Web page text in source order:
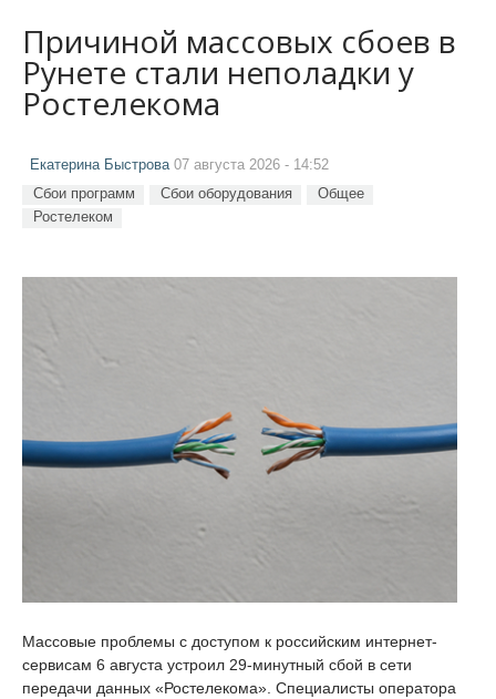
Причиной массовых сбоев в
Рунете стали неполадки у
Ростелекома
Екатерина Быстрова 07 августа 2026 - 14:52
Сбои программ Сбои оборудования
Общее
Ростелеком
Массовые проблемы с доступом к российским интернет-
сервисам 6 августа устроил 29-минутный сбой в сети
передачи данных «Ростелекома». Специалисты оператора